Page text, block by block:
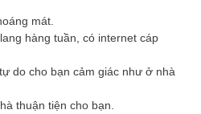
mát.
hàng tuần, có internet cáp
do cho bạn cảm giác như ở nhà
thuận tiện cho bạn.